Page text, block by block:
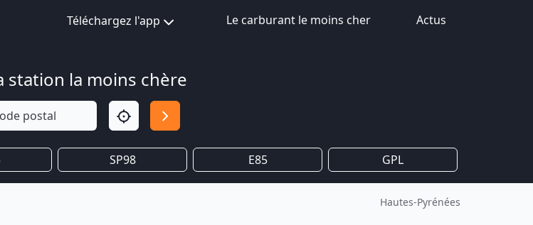
Téléchargez l'app Le carburant le moins cher Actus
station la moins chère
SP98 E85 GPL
Hautes-Pyrénées